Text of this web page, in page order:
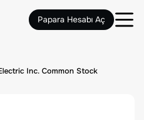
Papara Hesabı Aç
Inc. Common Stock